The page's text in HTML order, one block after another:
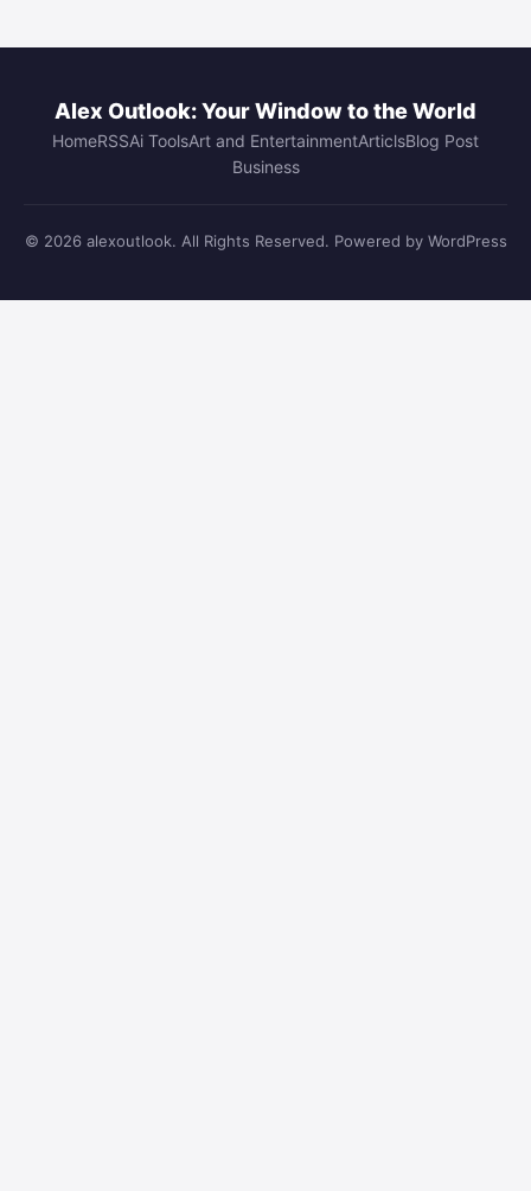
Alex Outlook: Your Window to the World
HomeRSSAi ToolsArt and EntertainmentArticlsBlog Post
Business
© 2026 alexoutlook. All Rights Reserved. Powered by WordPress